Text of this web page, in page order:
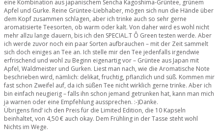
eine Kombination aus japanischem Sencha Kagoshima-Grüntee, grünem
Apfel und Gurke. Reine Grüntee-Liebhaber, mögen sich nun die Hände über
dem Kopf zusammen schlagen, aber ich trinke auch so sehr gerne
aromatisierte Teesorten, ob warm oder kalt. Von daher wird es wohl nicht
mehr allzu lange dauern, bis ich den SPECIAL.T Ô Green testen werde. Aber
ich werde zuvor noch ein paar Sorten aufbrauchen – mit der Zeit sammelt
sich doch einiges an Tee an. Ich stelle mir den Tee jedenfalls irgendwie
erfrischend und wohl zu Beginn eigenartig vor – Grüntee aus Japan mit
Apfel, Waldmeister und Gurken. Liest man nach, wie die Aromatische Note
beschrieben wird, nämlich: delikat, fruchtig, pflanzlich und süß. Kommen mir
fast schon Zweifel auf, da ich süßen Tee nicht wirklich gerne trinke. Aber ich
bin einfach neugierig – falls ihn schon jemand getrunken hat, kann man mich
ja warnen oder eine Empfehlung aussprechen. :-)Danke.
Übrigens find‘ ich den Preis für die Limited Edition, die 10 Kapseln
beinhaltet, von 4,50 € auch okay. Dem Frühling in der Tasse steht wohl
Nichts im Wege.